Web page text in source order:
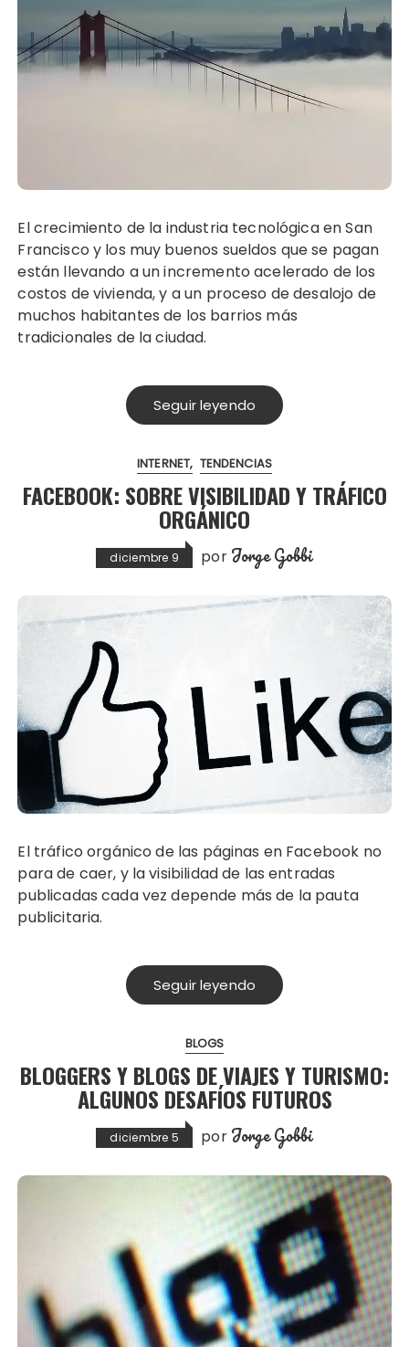
El crecimiento de la industria tecnológica en San
Francisco y los muy buenos sueldos que se pagan
están llevando a un incremento acelerado de los
costos de vivienda, y a un proceso de desalojo de
muchos habitantes de los barrios más
tradicionales de la ciudad.
Seguir leyendo
INTERNET TENDENCIAS
FACEBOOK: SOBRE VISIBILIDAD Y TRÁFICO
ORGÁNICO
diciembre 9 por Jorge Gobbi
El tráfico orgánico de las páginas en Facebook no
para de caer, y la visibilidad de las entradas
publicadas cada vez depende más de la pauta
publicitaria.
Seguir leyendo
BLOGS
BLOGGERS Y BLOGS DE VIAJES Y TURISMO:
ALGUNOS DESAFÍOS FUTUROS
diciembre 5 por Jorge Gobbi